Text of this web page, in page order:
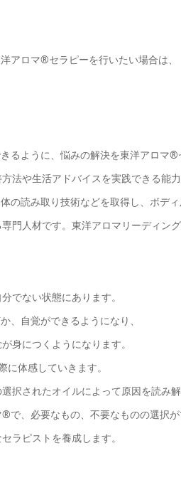
アロマ®セラピーを行いたい場合は、
るように、悩みの解決を東洋アロマ
法や生活アドバイスを実践できる能力
読み取り技術などを取得し、ボデ
門人材です。東洋アロマリーディング
でない状態にあります。
自覚ができるようになり、
身につくようになります。
体感していきます。
択されたオイルによって原因を読み解
、必要なもの、不要なものの選択が
ラピストを養成します。